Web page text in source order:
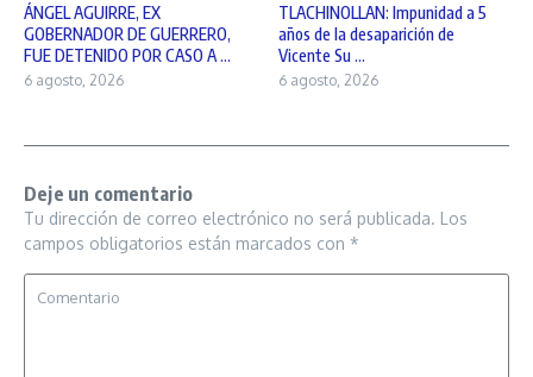
ÁNGEL AGUIRRE, EX
GOBERNADOR DE GUERRERO,
FUE DETENIDO POR CASO A ...
6 agosto, 2026
TLACHINOLLAN: Impunidad a 5
años de la desaparición de
Vicente Su ...
6 agosto, 2026
Deje un comentario
Tu dirección de correo electrónico no será publicada. Los
campos obligatorios están marcados con *